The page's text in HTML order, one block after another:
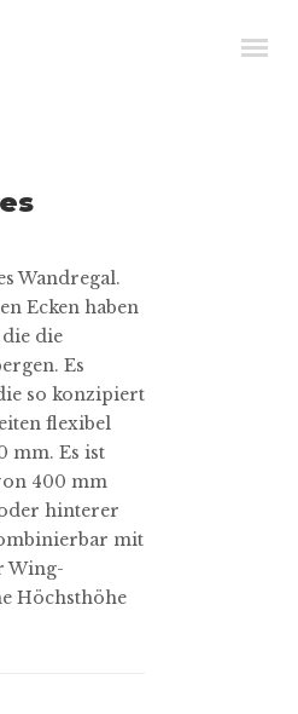
Wandregal.
Ecken haben
die
Es
so konzipiert
flexibel
mm. Es ist
400 mm
hinterer
mit
Wing-
Höchsthöhe